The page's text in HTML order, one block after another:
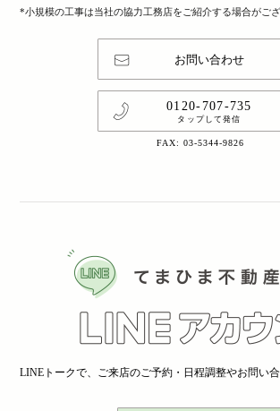
*小規模の工事は当社の協力工務店をご紹介する場合がござ
お問い合わせ
0120-707-735
タップして発信
FAX: 03-5344-9826
LINEトークで、ご来店のご予約・日程調整やお問い合